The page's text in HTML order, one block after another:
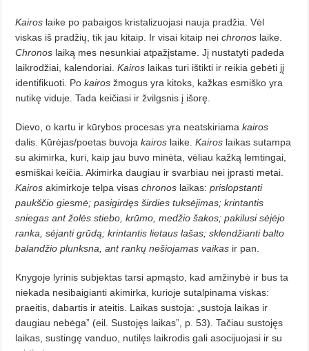
Kairos laike po pabaigos kristalizuojasi nauja pradžia. Vėl
viskas iš pradžių, tik jau kitaip. Ir visai kitaip neichronos laike.
Chronos laiką mes nesun­kiai atpažįstame. Jį nustatyti padeda
laikrodžiai, kalendoriai.Kairos laikas turi ištikti ir reikia gebėti jį
identifikuoti. Pokairos žmogus yra kitoks, kažkas esmiško yra
nutikę viduje. Tada keičiasi ir žvilgsnis į išorę.
Dievo, o kartu ir kūrybos procesas yra neatskiriamakairos
dalis. Kūrėjas/poetas buvojakairos laike.Kairos laikas sutampa
su akimirka, kuri, kaip jau buvo minėta, vėliau kažką lemtingai,
esmiškai keičia. Akimirka daugiau ir svarbiau nei įprasti metai.
Kairos akimirkoje telpa visaschronos laikas:prislopstanti
paukščio giesmė; pasigirdęs širdies tuksėjimas; krintantis
sniegas ant žolės stiebo, krūmo, medžio šakos; pakilusi sėjėjo
ranka, sėjanti grūdą; krintantis lietaus lašas; sklendžianti balto
balandžio plunksna, ant rankų nešiojamas vaikas ir pan.
Knygoje lyrinis subjektas tarsi apmąsto, kad amžinybė ir bus ta
niekada nesibaigianti akimirka, kurioje sutalpinama viskas:
praeitis, dabartis ir atei­tis. Laikas sustoja: „sustoja laikas ir
daugiau nebėga” (eil. Sustojęs laikas”, p. 53). Tačiau sustojęs
laikas, sustingę vanduo, nutilęs laikrodis gali asocijuojasi ir su